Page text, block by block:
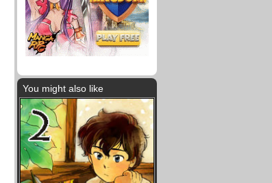
You might also like